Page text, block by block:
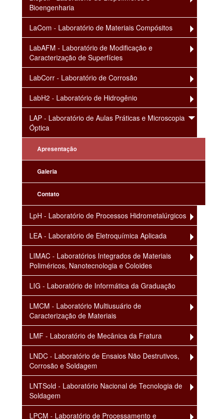
Bioengenharia
LaCom - Laboratório de Materiais Compósitos
LabAFM - Laboratório de Modificação e
Caracterização de Superfícies
LabCorr - Laboratório de Corrosão
LabH2 - Laboratório de Hidrogênio
LAP - Laboratório de Aulas Práticas e Microscopia
Óptica
Apresentação
Galeria
Contato
LpH - Laboratório de Processos Hidrometalúrgicos
LEA - Laboratório de Eletroquímica Aplicada
LIMAC - Laboratórios Integrados de Materiais
Poliméricos, Nanotecnologia e Coloides
LIG - Laboratório de Informática da Graduação
LMCM - Laboratório Multiusuário de
Caracterização de Materiais
LMF - Laboratório de Mecânica da Fratura
LNDC - Laboratório de Ensaios Não Destrutivos,
Corrosão e Soldagem
LNTSold - Laboratório Nacional de Tecnologia de
Soldagem
LPCM - Laboratório de Processamento e